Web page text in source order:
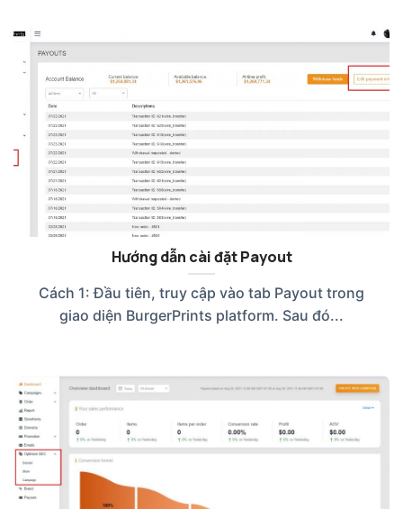
Hướng dẫn cài đặt Payout
Cách 1: Đầu tiên, truy cập vào tab Payout trong
giao diện BurgerPrints platform. Sau đó...